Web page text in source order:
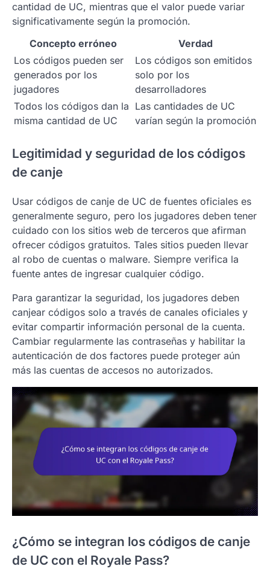
cantidad de UC, mientras que el valor puede variar
significativamente según la promoción.
Concepto erróneo
Verdad
Los códigos pueden ser
generados por los
jugadores
Los códigos son emitidos
solo por los
desarrolladores
Todos los códigos dan la
misma cantidad de UC
Las cantidades de UC
varían según la promoción
Legitimidad y seguridad de los códigos
de canje
Usar códigos de canje de UC de fuentes oficiales es
generalmente seguro, pero los jugadores deben tener
cuidado con los sitios web de terceros que afirman
ofrecer códigos gratuitos. Tales sitios pueden llevar
al robo de cuentas o malware. Siempre verifica la
fuente antes de ingresar cualquier código.
Para garantizar la seguridad, los jugadores deben
canjear códigos solo a través de canales oficiales y
evitar compartir información personal de la cuenta.
Cambiar regularmente las contraseñas y habilitar la
autenticación de dos factores puede proteger aún
más las cuentas de accesos no autorizados.
¿Cómo se integran los códigos de canje
de UC con el Royale Pass?